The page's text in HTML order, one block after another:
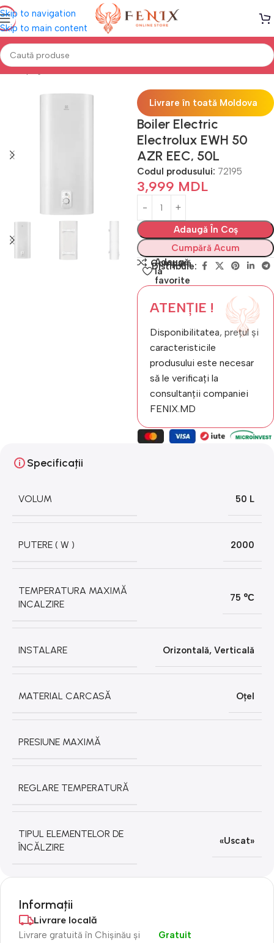
Skip to navigation
Skip to main content
Prima pagină Electrocasnice Boilere electrice
Livrare în toată Moldova
Boiler Electric
Electrolux EWH 50
AZR EEC, 50L
Codul produsului: 72195
3,999 MDL
Adaugă În Coș
Cumpără Acum
Compară
Adaugă
la
favorite
Distribuie:
ATENȚIE !
Disponibilitatea, prețul și
caracteristicile
produsului este necesar
să le verificați la
consultanții companiei
FENIX.MD
Specificații
VOLUM 50 L
PUTERE ( W ) 2000
TEMPERATURA MAXIMĂ
INCALZIRE
75 °С
INSTALARE Orizontală, Verticală
MATERIAL CARCASĂ Oțel
PRESIUNE MAXIMĂ
REGLARE TEMPERATURĂ
TIPUL ELEMENTELOR DE
ÎNCĂLZIRE
«Uscat»
Informații
Livrare locală
Livrare gratuită în Chișinău și
Gratuit